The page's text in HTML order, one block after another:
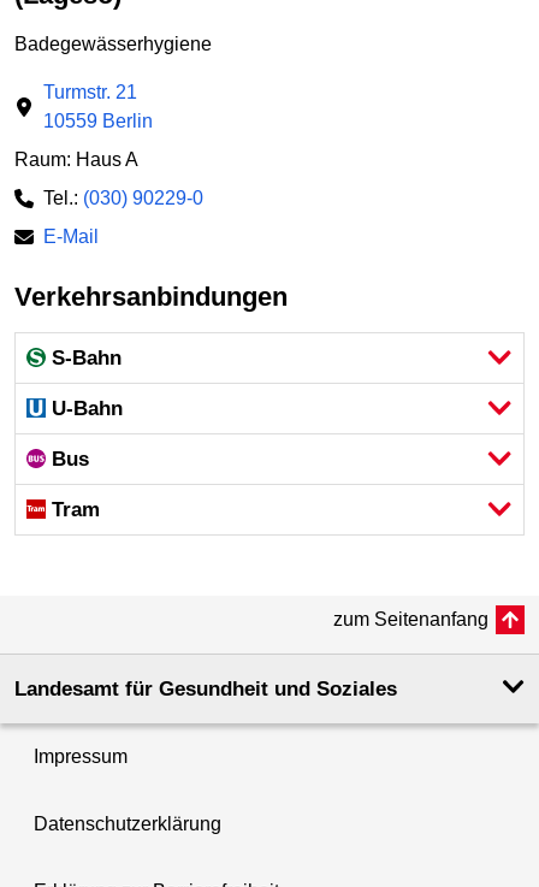
Badegewässerhygiene
Turmstr. 21
10559 Berlin
Raum: Haus A
Tel.: (030) 90229-0
E-Mail
Verkehrsanbindungen
S-Bahn
U-Bahn
Bus
Tram
zum Seitenanfang
Landesamt für Gesundheit und Soziales
Impressum
Datenschutzerklärung